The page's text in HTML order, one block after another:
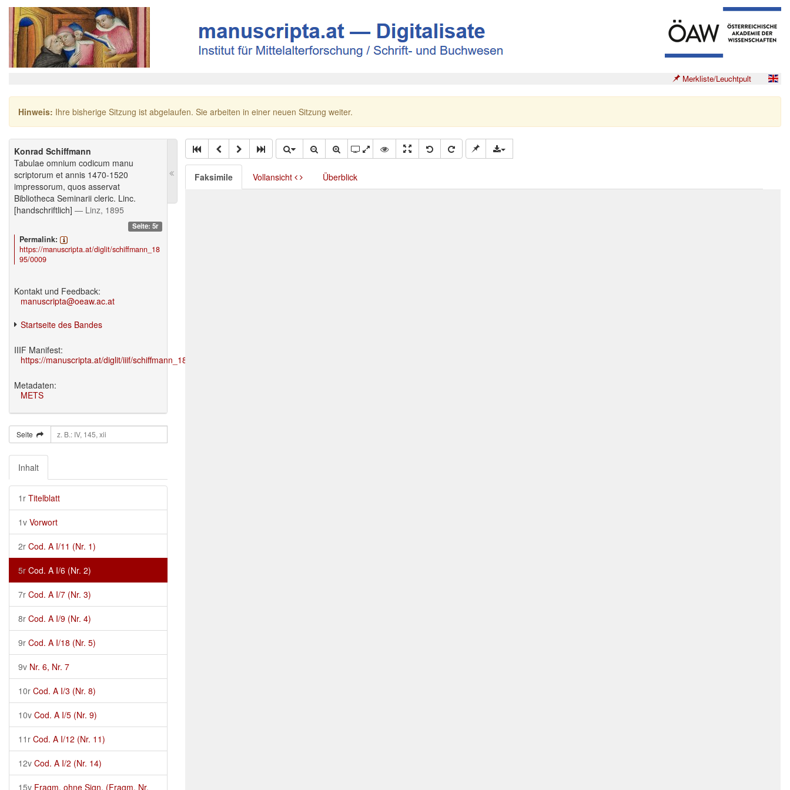
Merkliste/Leuchtpult
Hinweis: Ihre bisherige Sitzung ist abgelaufen. Sie arbeiten in einer neuen Sitzung weiter.
Konrad Schiffmann
Tabulae omnium codicum manu
scriptorum et annis 1470-1520
impressorum, quos asservat
Bibliotheca Seminarii cleric. Linc.
[handschriftlich] — Linz, 1895
Seite: 5r
Permalink:
https://manuscripta.at/diglit/schiffmann_18
95/0009
Kontakt und Feedback:
manuscripta@oeaw.ac.at
Startseite des Bandes
IIIF Manifest:
https://manuscripta.at/diglit/iiif/schiffmann_1895/manifest.json
Metadaten:
METS
Seite
Inhalt
1r Titelblatt
1v Vorwort
2r Cod. A I/11 (Nr. 1)
5r Cod. A I/6 (Nr. 2)
7r Cod. A I/7 (Nr. 3)
8r Cod. A I/9 (Nr. 4)
9r Cod. A I/18 (Nr. 5)
9v Nr. 6, Nr. 7
10r Cod. A I/3 (Nr. 8)
10v Cod. A I/5 (Nr. 9)
11r Cod. A I/12 (Nr. 11)
12v Cod. A I/2 (Nr. 14)
15v Fragm. ohne Sign. (Fragm. Nr.
Faksimile Vollansicht Überblick